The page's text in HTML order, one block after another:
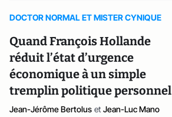
DOCTOR NORMAL ET MISTER CYNIQUE
Quand François Hollande
réduit l’état d’urgence
économique à un simple
tremplin politique personnel
Jean-Jérôme Bertolus et Jean-Luc Mano